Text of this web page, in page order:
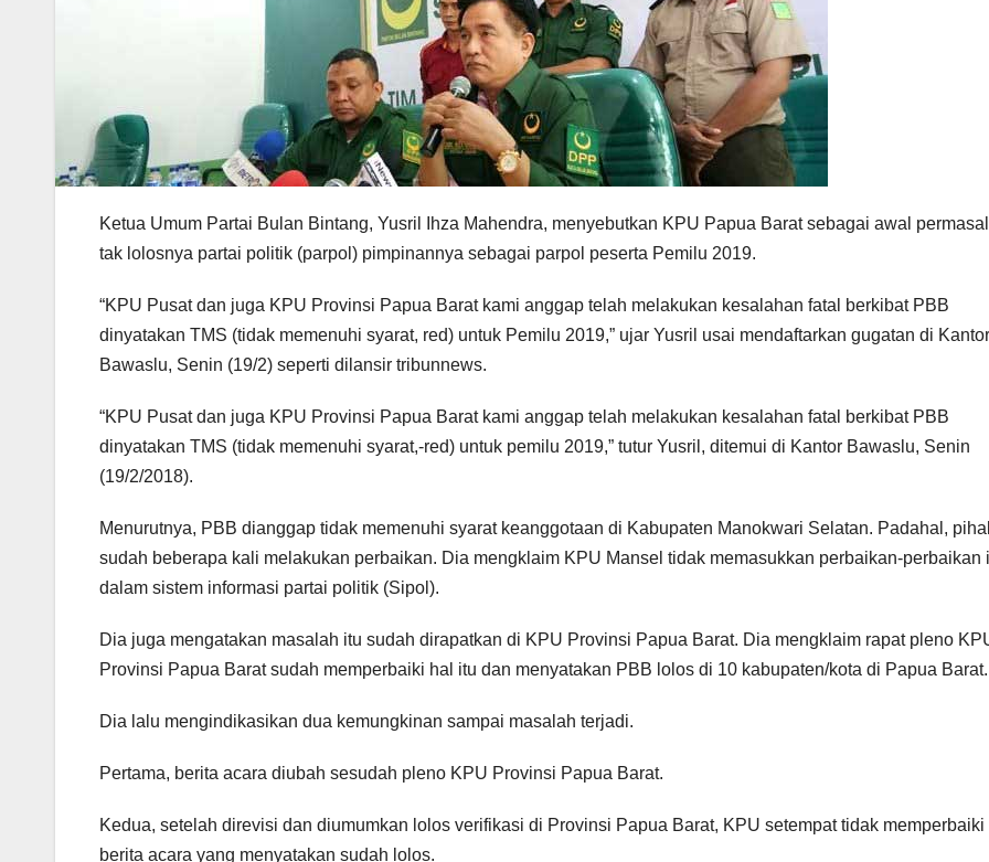
Ketua Umum Partai Bulan Bintang, Yusril Ihza Mahendra, menyebutkan KPU Papua Barat sebagai awal
tak lolosnya partai politik (parpol) pimpinannya sebagai parpol peserta Pemilu 2019.
“KPU Pusat dan juga KPU Provinsi Papua Barat kami anggap telah melakukan kesalahan fatal berkibat PBB
dinyatakan TMS (tidak memenuhi syarat, red) untuk Pemilu 2019,” ujar Yusril usai mendaftarkan gugatan di Kantor
Bawaslu, Senin (19/2) seperti dilansir tribunnews.
“KPU Pusat dan juga KPU Provinsi Papua Barat kami anggap telah melakukan kesalahan fatal berkibat PBB
dinyatakan TMS (tidak memenuhi syarat,-red) untuk pemilu 2019,” tutur Yusril, ditemui di Kantor Bawaslu, Senin
(19/2/2018).
Menurutnya, PBB dianggap tidak memenuhi syarat keanggotaan di Kabupaten Manokwari Selatan. Padahal,
sudah beberapa kali melakukan perbaikan. Dia mengklaim KPU Mansel tidak memasukkan perbaikan-perbaikan
dalam sistem informasi partai politik (Sipol).
Dia juga mengatakan masalah itu sudah dirapatkan di KPU Provinsi Papua Barat. Dia mengklaim rapat pleno
Provinsi Papua Barat sudah memperbaiki hal itu dan menyatakan PBB lolos di 10 kabupaten/kota di Papua Barat.
Dia lalu mengindikasikan dua kemungkinan sampai masalah terjadi.
Pertama, berita acara diubah sesudah pleno KPU Provinsi Papua Barat.
Kedua, setelah direvisi dan diumumkan lolos verifikasi di Provinsi Papua Barat, KPU setempat tidak memperbaiki
berita acara yang menyatakan sudah lolos.